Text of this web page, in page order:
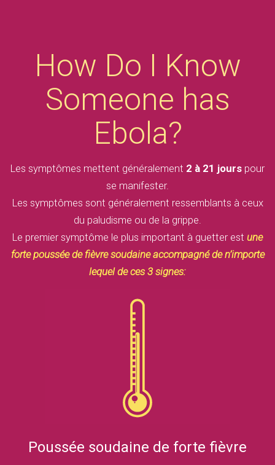
How Do I Know
Someone has
Ebola?
Les symptômes mettent généralement 2 à 21 jours pour
se manifester.
Les symptômes sont généralement ressemblants à ceux
du paludisme ou de la grippe.
Le premier symptôme le plus important à guetter est une
forte poussée de fièvre soudaineaccompagné de n’importe
lequel de ces 3 signes:
Poussée soudaine de forte fièvre